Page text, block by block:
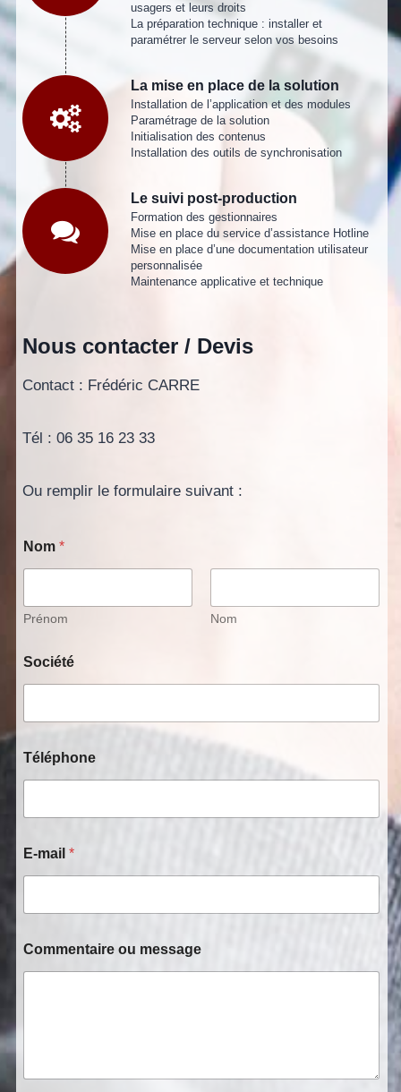
usagers et leurs droits
La préparation technique : installer et
paramétrer le serveur selon vos besoins
La mise en place de la solution
Installation de l’application et des modules
Paramétrage de la solution
Initialisation des contenus
Installation des outils de synchronisation
Le suivi post-production
Formation des gestionnaires
Mise en place du service d’assistance Hotline
Mise en place d’une documentation utilisateur
personnalisée
Maintenance applicative et technique
Nous contacter / Devis
Contact : Frédéric CARRE
Tél : 06 35 16 23 33
Ou remplir le formulaire suivant :
o
m
N
o
Nom *
Prénom Nom
Société
Téléphone
E-mail *
Commentaire ou message